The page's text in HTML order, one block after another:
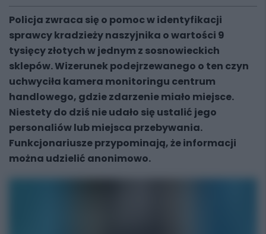
Policja zwraca się o pomoc w identyfikacji
sprawcy kradzieży naszyjnika o wartości 9
tysięcy złotych w jednym z sosnowieckich
sklepów. Wizerunek podejrzewanego o ten czyn
uchwyciła kamera monitoringu centrum
handlowego, gdzie zdarzenie miało miejsce.
Niestety do dziś nie udało się ustalić jego
personaliów lub miejsca przebywania.
Funkcjonariusze przypominają, żeinformacji
można udzielić anonimowo.